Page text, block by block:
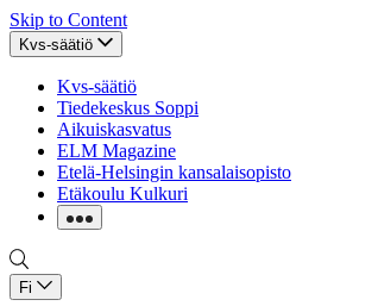
Skip to Content
Kvs-säätiö
Kvs-säätiö
Tiedekeskus Soppi
Aikuiskasvatus
ELM Magazine
Etelä-Helsingin kansalaisopisto
Etäkoulu Kulkuri
Fi